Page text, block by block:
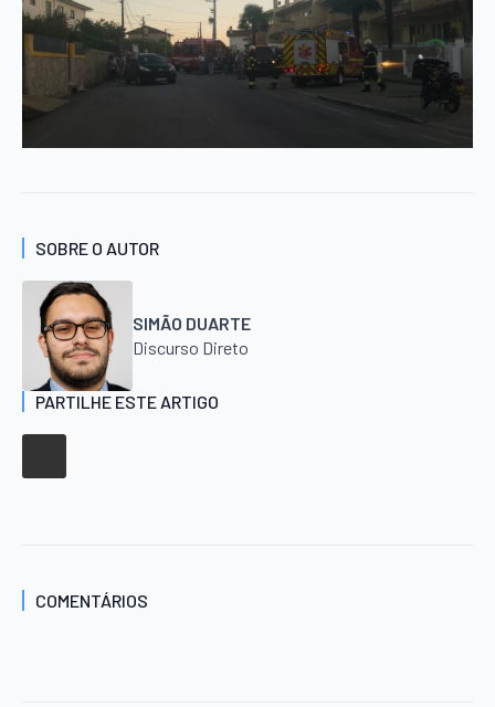
SOBRE O AUTOR
SIMÃO DUARTE
Discurso Direto
PARTILHE ESTE ARTIGO
COMENTÁRIOS